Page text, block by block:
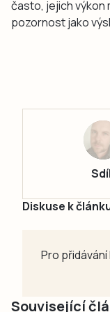
často, jejich výkon
pozornost jako
Diskuse k
Pro
Související